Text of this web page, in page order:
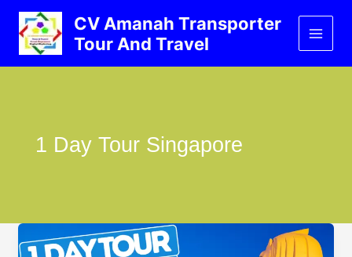
Lewati
konten
CV Amanah Transporter
Tour And Travel
1 Day Tour Singapore